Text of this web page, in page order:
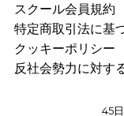
スクール会員規約
特定商取引法に基
クッキーポリシー
反社会勢力に対す
45